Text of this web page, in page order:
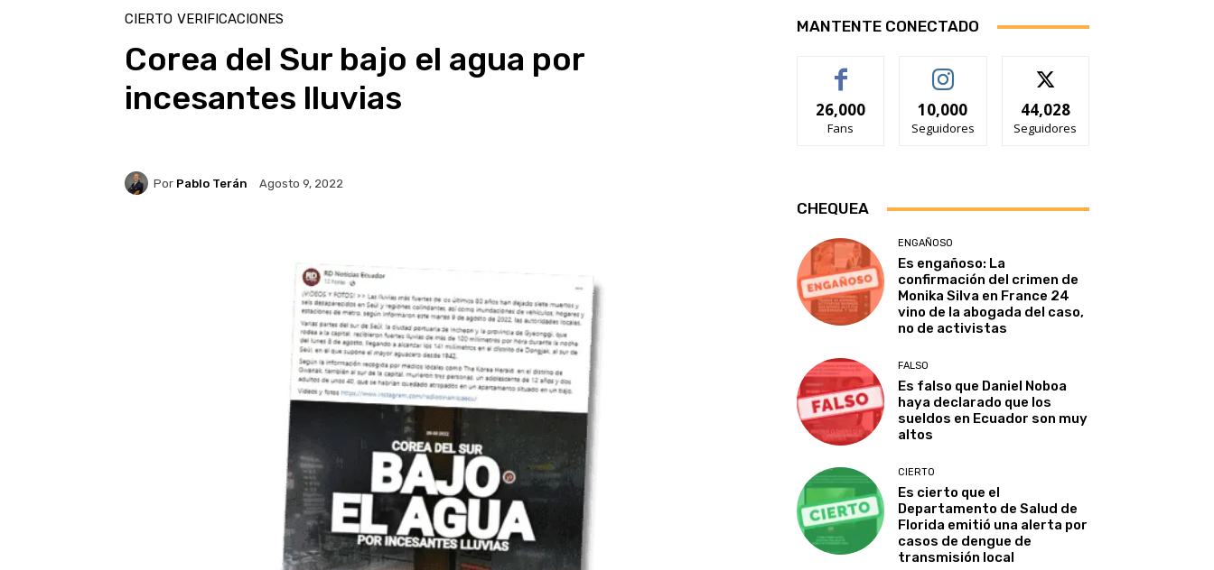
CIERTO VERIFICACIONES
Corea del Sur bajo el agua por
incesantes lluvias
Por Pablo Terán Agosto 9, 2022
MANTENTE CONECTADO
26,000
Fans
10,000
Seguidores
44,028
Seguidores
CHEQUEA
ENGAÑOSO
Es engañoso: La
confirmación del crimen de
Monika Silva en France 24
vino de la abogada del caso,
no de activistas
FALSO
Es falso que Daniel Noboa
haya declarado que los
sueldos en Ecuador son muy
altos
CIERTO
Es cierto que el
Departamento de Salud de
Florida emitió una alerta por
casos de dengue de
transmisión local